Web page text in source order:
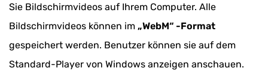
Sie Bildschirmvideos auf Ihrem Computer. Alle
Bildschirmvideos können im „WebM“ -Format
gespeichert werden. Benutzer können sie auf dem
Standard-Player von Windows anzeigen anschauen.